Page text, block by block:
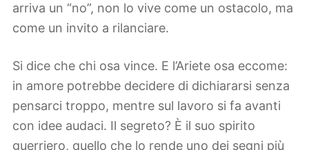
arriva un “no”, non lo vive come un ostacolo, ma
come un invito a rilanciare.
Si dice che chi osa vince. E l’Ariete osa eccome:
in amore potrebbe decidere di dichiararsi senza
pensarci troppo, mentre sul lavoro si fa avanti
con idee audaci. Il segreto? È il suo spirito
guerriero, quello che lo rende uno dei segni più